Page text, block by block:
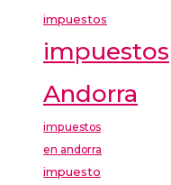
impuestos
impuestos
Andorra
impuestos
en andorra
impuesto